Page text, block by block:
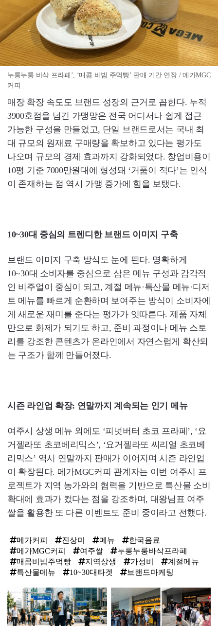
누룽누룽 바삭 프라페’, ‘매콤 비빔 주먹빵’ 판매 기간 연장 / 메가MGC
커피
매장 확장 속도도 브랜드 성장의 근거로 꼽힌다. 누적
3900호점을 넘긴 가맹망은 전국 어디서나 쉽게 접근
가능한 구성을 만들었고, 단일 브랜드로서는 국내 최
대 규모의 원재료 구매량을 확보하고 있다는 평가도
나오며 규모의 경제 효과까지 강화되었다. 창업비용이
10평 기준 7000만원대에 형성돼 ‘거품이 적다’는 인식
이 존재하는 점 역시 가맹 증가에 힘을 보탰다.
10~30대 중심의 트렌디한 브랜드 이미지 구축
브랜드 이미지 구축 방식도 눈에 띈다. 명확하게
10~30대 소비자를 중심으로 삼은 메뉴 구성과 감각적
인 비주얼이 중심이 되고, 계절 메뉴·특산물 메뉴·디저
트 메뉴를 빠르게 순환하며 보여주는 방식이 소비자에
게 새로운 재미를 준다는 평가가 잇따른다. 제품 자체
만으로 화제가 되기도 하고, 준비 과정이나 메뉴 스토
리를 강조한 콘텐츠가 온라인에서 자연스럽게 확산되
는 구조가 함께 만들어졌다.
시즌 라인업 확장: 연말까지 계속되는 인기 메뉴
여주시 상생 메뉴 외에도 ‘피넛버터 초코 프라페’, ‘요
거젤라또 초코베리믹스’, ‘요거젤라또 씨리얼 초코베
리믹스’ 역시 연말까지 판매가 이어지며 시즌 라인업
이 확장된다. 메가MGC커피 관계자는 이번 여주시 프
로젝트가 지역 농가와의 협력을 기반으로 특산물 소비
확대에 효과가 컸다는 점을 강조하며, 대왕님표 여주
쌀을 활용한 또 다른 이벤트도 준비 중이라고 전했다.
메가커피 진상미 메뉴
한국음료
메가MGC커피
여주쌀
누룽누룽바삭프라페
매콤비빔주먹빵
지역상생 가성비
계절메뉴
특산물메뉴
10~30대타겟 브랜드마케팅
탑
라
인